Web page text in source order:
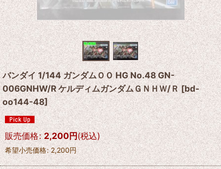
バンダイ 1/144 ガンダムＯＯ HG No.48 GN-
006GNHW/R ケルディムガンダムＧＮＨＷ/Ｒ[bd-
oo144-48]
販売価格: 2,200円(税込)
希望小売価格: 2,200円